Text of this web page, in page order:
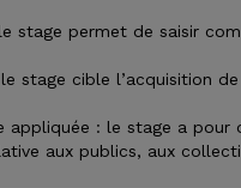
stage permet de saisir
le stage cible l’acquisition
appliquée : le stage a
aux publics, aux